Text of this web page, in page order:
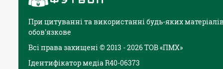
При цитуванні та використанні будь-яких
обов'язкове
Всі права захищені © 2013 - 2026 ТОВ «ПМХ»
Ідентифікатор медіа R40-06373